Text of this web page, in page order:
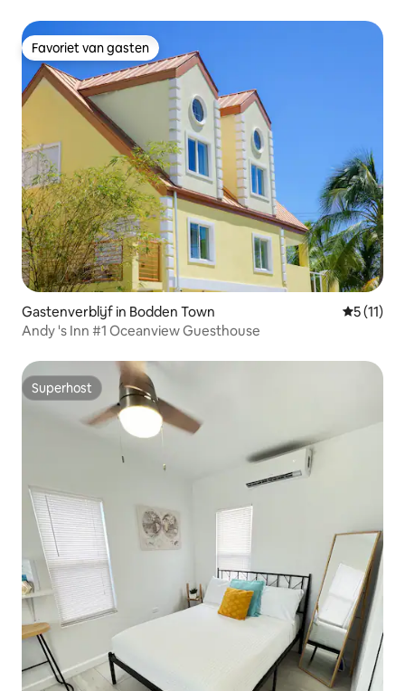
Favoriet van gasten
Favoriet van gasten
Gastenverblijf in Bodden Town
5 (11)
Andy 's Inn #1 Oceanview Guesthouse
Superhost
Superhost